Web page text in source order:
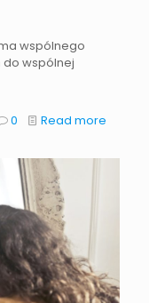
wspólnego
wspólnej
0 Read more